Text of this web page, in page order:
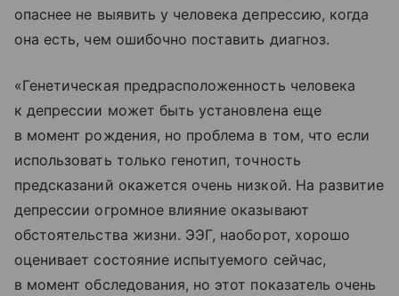
опаснее не выявить у человека депрессию, когда
она есть, чем ошибочно поставить диагноз.
«Генетическая предрасположенность человека
к депрессии может быть установлена еще
в момент рождения, но проблема в том, что если
использовать только генотип, точность
предсказаний окажется очень низкой. На развитие
депрессии огромное влияние оказывают
обстоятельства жизни. ЭЭГ, наоборот, хорошо
оценивает состояние испытуемого сейчас,
в момент обследования, но этот показатель очень